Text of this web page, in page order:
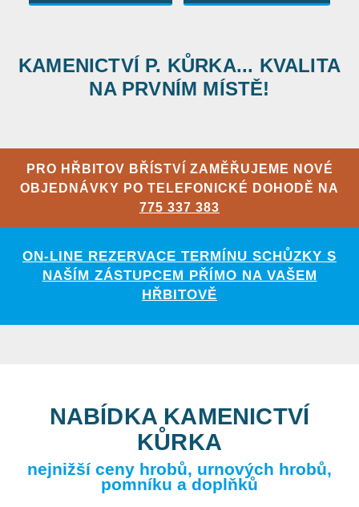
KAMENICTVÍ P. KŮRKA... KVALITA
NA PRVNÍM MÍSTĚ!
PRO HŘBITOV BŘÍSTVÍ ZAMĚŘUJEME NOVÉ
OBJEDNÁVKY PO TELEFONICKÉ DOHODĚ NA
775 337 383
ON-LINE REZERVACE TERMÍNU SCHŮZKY S
NAŠÍM ZÁSTUPCEM PŘÍMO NA VAŠEM
HŘBITOVĚ
NABÍDKA KAMENICTVÍ
KŮRKA
nejnižší ceny hrobů, urnových hrobů,
pomníku a doplňků